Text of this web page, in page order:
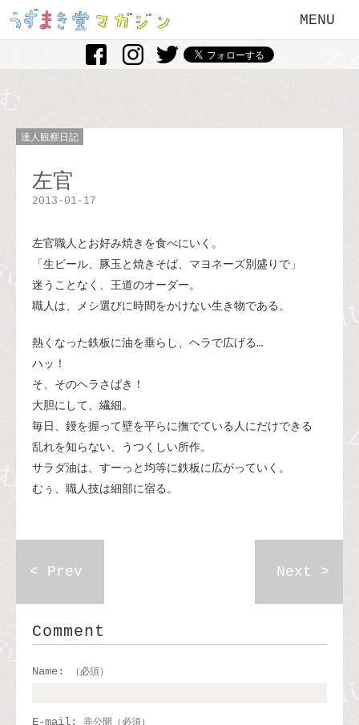
MENU
達人観察日記
左官
2013-01-17
左官職人とお好み焼きを食べにいく。
「生ビール、豚玉と焼きそば、マヨネーズ別盛りで」
迷うことなく、王道のオーダー。
職人は、メシ選びに時間をかけない生き物である。
熱くなった鉄板に油を垂らし、ヘラで広げる…
ハッ！
そ、そのヘラさばき！
大胆にして、繊細。
毎日、鏝を握って壁を平らに撫でている人にだけできる
乱れを知らない、うつくしい所作。
サラダ油は、すーっと均等に鉄板に広がっていく。
むぅ、職人技は細部に宿る。
< Prev Next >
Comment
Name: （必須）
E-mail: 非公開（必須）